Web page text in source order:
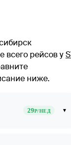
всего рейсов у
ниже.
29Р/НЕД ▾